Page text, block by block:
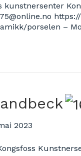
kunstnersenter
porselen –
2023